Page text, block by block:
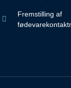
Fremstilling af